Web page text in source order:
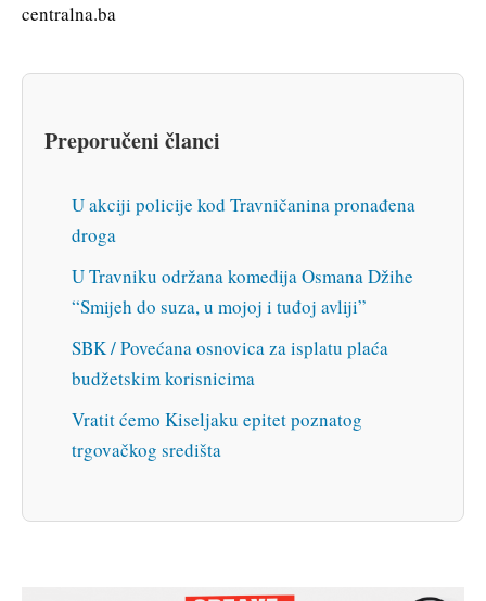
centralna.ba
Preporučeni članci
U akciji policije kod Travničanina pronađena
droga
U Travniku održana komedija Osmana Džihe
“Smijeh do suza, u mojoj i tuđoj avliji”
SBK / Povećana osnovica za isplatu plaća
budžetskim korisnicima
Vratit ćemo Kiseljaku epitet poznatog
trgovačkog središta